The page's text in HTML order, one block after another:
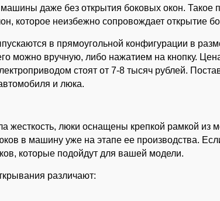
даже без открытия боковых окон. Такое
которое неизбежно сопровождает открытие
в прямоугольной конфигурации в
можно вручную, либо нажатием на кнопку.
стоят от 7-8 тысяч рублей.
и люка.
жесткость, люки оснащены крепкой рамкой из
в машину уже на этапе ее производства.
которые подойдут для вашей модели.
различают: